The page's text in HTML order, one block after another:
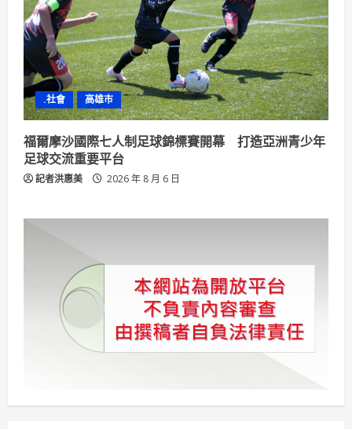
.社會 高雄市
福爾摩沙國際七人制足球錦標賽開幕 打造亞洲青少年
足球交流重要平台
記者洪惠美 2026 年 8 月 6 日